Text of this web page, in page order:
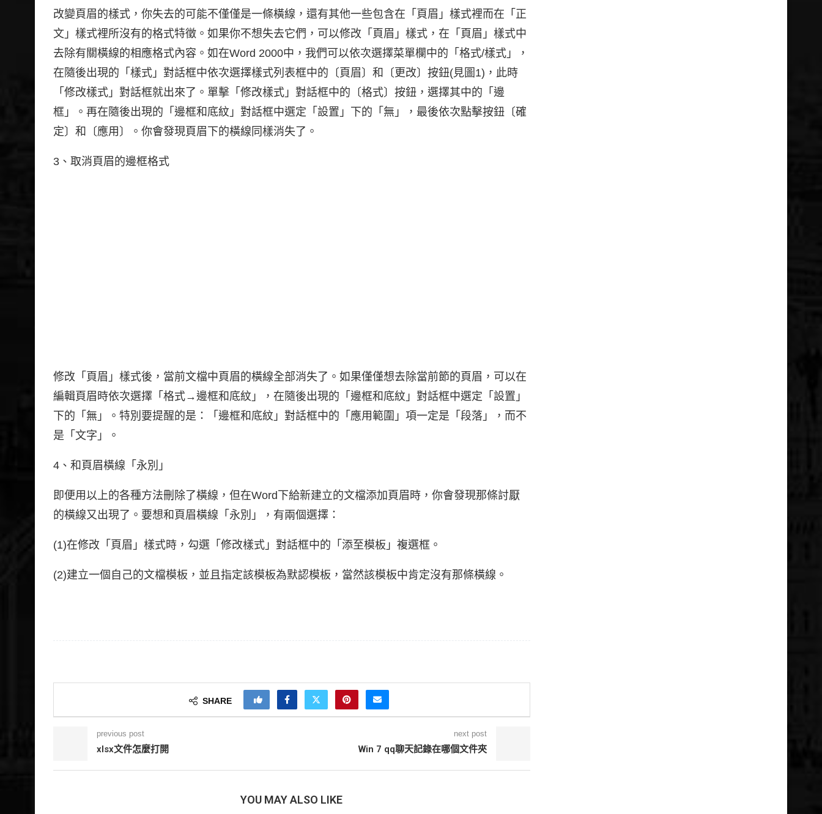
改變頁眉的樣式，你失去的可能不僅僅是一條橫線，還有其他一些包含在「頁眉」樣式裡而在「正
文」樣式裡所沒有的格式特徵。如果你不想失去它們，可以修改「頁眉」樣式，在「頁眉」樣式中
去除有關橫線的相應格式內容。如在Word 2000中，我們可以依次選擇菜單欄中的「格式/樣式」，
在隨後出現的「樣式」對話框中依次選擇樣式列表框中的〔頁眉〕和〔更改〕按鈕(見圖1)，此時
「修改樣式」對話框就出來了。單擊「修改樣式」對話框中的〔格式〕按鈕，選擇其中的「邊
框」。再在隨後出現的「邊框和底紋」對話框中選定「設置」下的「無」，最後依次點擊按鈕〔確
定〕和〔應用〕。你會發現頁眉下的橫線同樣消失了。
3、取消頁眉的邊框格式
修改「頁眉」樣式後，當前文檔中頁眉的橫線全部消失了。如果僅僅想去除當前節的頁眉，可以在
編輯頁眉時依次選擇「格式→邊框和底紋」，在隨後出現的「邊框和底紋」對話框中選定「設置」
下的「無」。特別要提醒的是：「邊框和底紋」對話框中的「應用範圍」項一定是「段落」，而不
是「文字」。
4、和頁眉橫線「永別」
即便用以上的各種方法刪除了橫線，但在Word下給新建立的文檔添加頁眉時，你會發現那條討厭
的橫線又出現了。要想和頁眉橫線「永別」，有兩個選擇：
(1)在修改「頁眉」樣式時，勾選「修改樣式」對話框中的「添至模板」複選框。
(2)建立一個自己的文檔模板，並且指定該模板為默認模板，當然該模板中肯定沒有那條橫線。
SHARE
previous post
xlsx文件怎麼打開
next post
Win 7 qq聊天記錄在哪個文件夾
YOU MAY ALSO LIKE